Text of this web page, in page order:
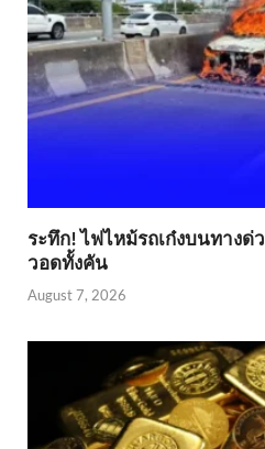
ระทึก! ไฟไหม้รถเก๋งบนทางด่
วอดทั้งคัน
August 7, 2026